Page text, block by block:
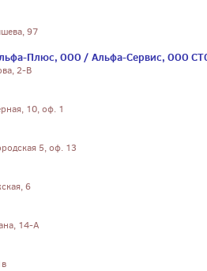
97
Плюс, ООО / Альфа-Сервис, ООО
2-В
10, оф. 1
5, оф. 13
6
14-А